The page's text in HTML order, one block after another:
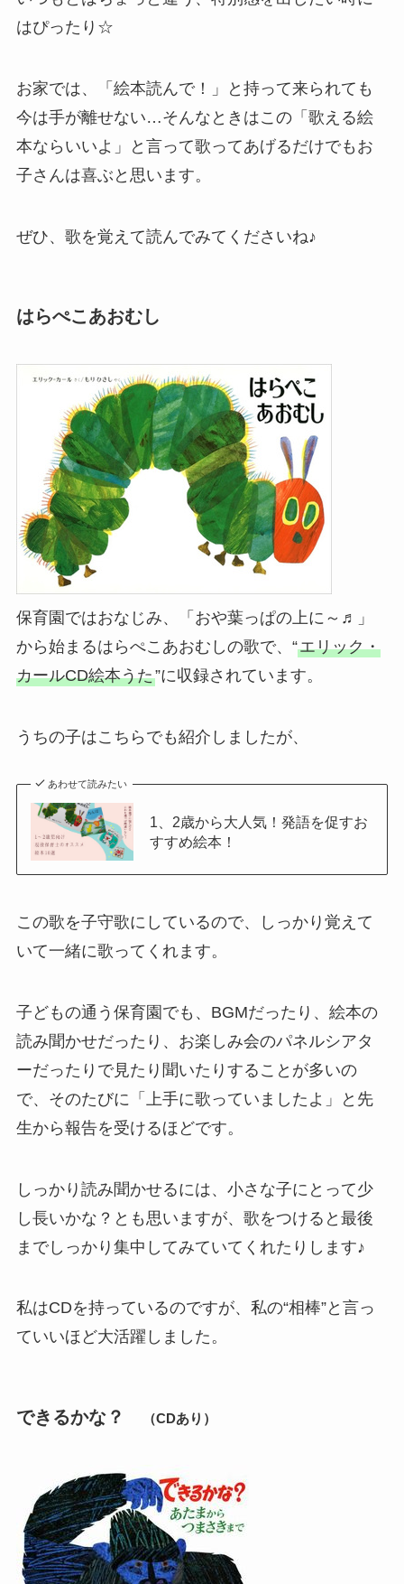
はぴったり☆
お家では、「絵本読んで！」と持って来られても
今は手が離せない…そんなときはこの「歌える絵
本ならいいよ」と言って歌ってあげるだけでもお
子さんは喜ぶと思います。
ぜひ、歌を覚えて読んでみてくださいね♪
はらぺこあおむし
保育園ではおなじみ、「おや葉っぱの上に～♬」
から始まるはらぺこあおむしの歌で、“エリック・
カールCD絵本うた”に収録されています。
うちの子はこちらでも紹介しましたが、
あわせて読みたい
1、2歳から大人気！発語を促すお
すすめ絵本！
この歌を子守歌にしているので、しっかり覚えて
いて一緒に歌ってくれます。
子どもの通う保育園でも、BGMだったり、絵本の
読み聞かせだったり、お楽しみ会のパネルシアタ
ーだったりで見たり聞いたりすることが多いの
で、そのたびに「上手に歌っていましたよ」と先
生から報告を受けるほどです。
しっかり読み聞かせるには、小さな子にとって少
し長いかな？とも思いますが、歌をつけると最後
までしっかり集中してみていてくれたりします♪
私はCDを持っているのですが、私の“相棒”と言っ
ていいほど大活躍しました。
できるかな？ （CDあり）